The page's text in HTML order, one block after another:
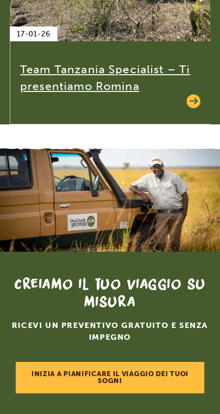
17-01-26
Team Tanzania Specialist – Ti
presentiamo Romina
Creiamo il tuo viaggio su
misura
RICEVI UN PREVENTIVO GRATUITO E SENZA
IMPEGNO
INIZIA A PIANIFICARE IL VIAGGIO DEI TUOI
SOGNI